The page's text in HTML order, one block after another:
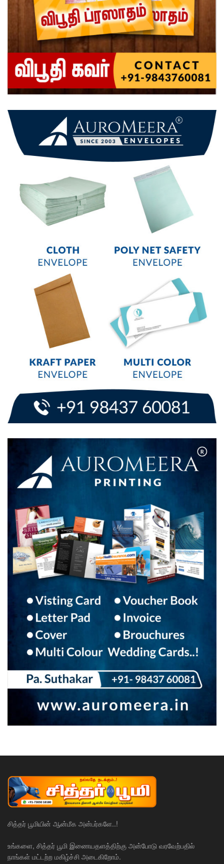
சித்தர் பூமியின் ஆன்மீக அன்பர்களே..!
உங்களை, சித்தர் பூமி இணையதளத்திற்கு அன்போடு வரவேற்பதில்
நாங்கள் மட்டற்ற மகிழ்ச்சி அடைகிறோம்.